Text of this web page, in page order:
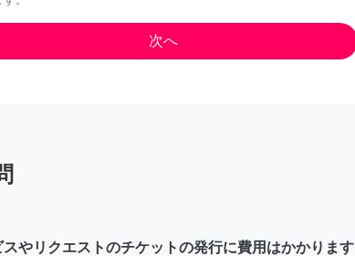
スやリクエストのチケットの発行に費用はかかります